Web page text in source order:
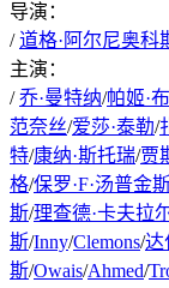
导演：
/ 道格·阿尔尼奥科
主演：
/ 乔·曼特纳/帕姬·
范奈丝/爱莎·泰勒/
特/康纳·斯托瑞/贾
格/保罗·F·汤普金
斯/理查德·卡夫拉
斯/Inny/Clemons/达
斯/Owais/Ahmed/